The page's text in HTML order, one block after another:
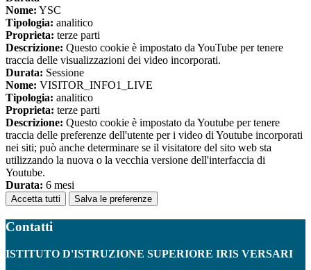
Nome: YSC
Tipologia: analitico
Proprieta: terze parti
Descrizione: Questo cookie è impostato da YouTube per tenere
traccia delle visualizzazioni dei video incorporati.
Durata: Sessione
Nome: VISITOR_INFO1_LIVE
Tipologia: analitico
Proprieta: terze parti
Descrizione: Questo cookie è impostato da Youtube per tenere
traccia delle preferenze dell'utente per i video di Youtube incorporati
nei siti; può anche determinare se il visitatore del sito web sta
utilizzando la nuova o la vecchia versione dell'interfaccia di
Youtube.
Durata: 6 mesi
Accetta tutti Salva le preferenze
Contatti
ISTITUTO D'ISTRUZIONE SUPERIORE IRIS VERSARI